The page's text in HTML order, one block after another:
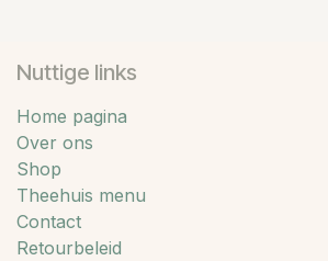
Nuttige links
Home pagina
Over ons
Shop
Theehuis menu
Contact
Retourbeleid